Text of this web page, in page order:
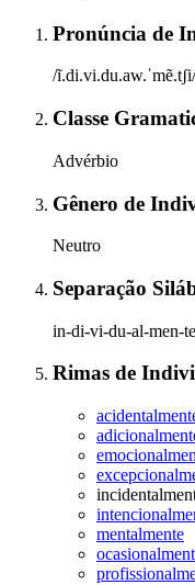
Pronúncia de
/ĩ.di.vi.du.aw.ˈmẽ.tʃi/
Classe
Advérbio
Gênero de
Neutro
Separação
in-di-vi-du-al-men-te
Rimas de
mentalmente